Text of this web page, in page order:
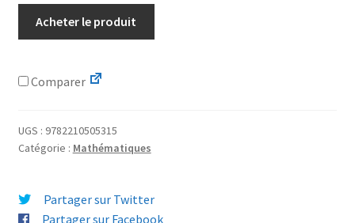
Acheter le produit
Comparer
UGS : 9782210505315
Catégorie : Mathématiques
Partager sur Twitter
Partager sur Facebook